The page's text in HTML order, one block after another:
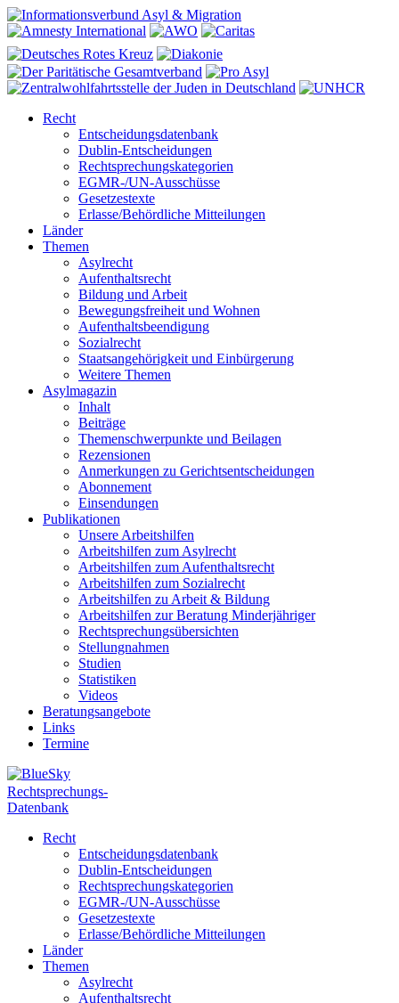
Recht
Entscheidungsdatenbank
Dublin-Entscheidungen
Rechtsprechungskategorien
EGMR-/UN-Ausschüsse
Gesetzestexte
Erlasse/Behördliche Mitteilungen
Länder
Themen
Asylrecht
Aufenthaltsrecht
Bildung und Arbeit
Bewegungsfreiheit und Wohnen
Aufenthaltsbeendigung
Sozialrecht
Staatsangehörigkeit und Einbürgerung
Weitere Themen
Asylmagazin
Inhalt
Beiträge
Themenschwerpunkte und Beilagen
Rezensionen
Anmerkungen zu Gerichtsentscheidungen
Abonnement
Einsendungen
Publikationen
Unsere Arbeitshilfen
Arbeitshilfen zum Asylrecht
Arbeitshilfen zum Aufenthaltsrecht
Arbeitshilfen zum Sozialrecht
Arbeitshilfen zu Arbeit & Bildung
Arbeitshilfen zur Beratung Minderjähriger
Rechtsprechungsübersichten
Stellungnahmen
Studien
Statistiken
Videos
Beratungsangebote
Links
Termine
Rechtsprechungs-
Datenbank
Recht
Entscheidungsdatenbank
Dublin-Entscheidungen
Rechtsprechungskategorien
EGMR-/UN-Ausschüsse
Gesetzestexte
Erlasse/Behördliche Mitteilungen
Länder
Themen
Asylrecht
Aufenthaltsrecht